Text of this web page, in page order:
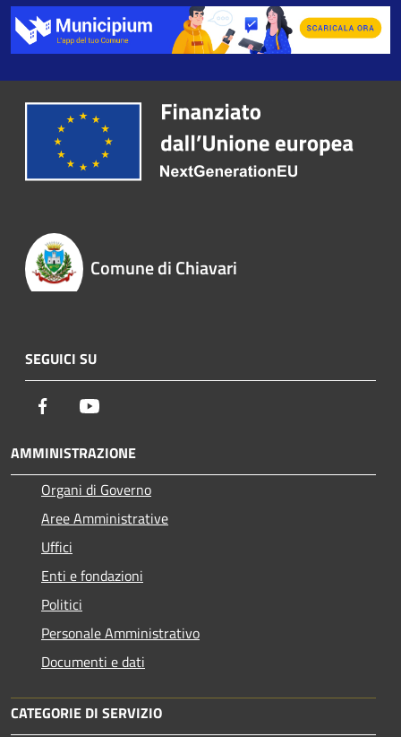
Comune di Chiavari
SEGUICI SU
Facebook
AMMINISTRAZIONE
Organi di Governo
Aree Amministrative
Uffici
Enti e fondazioni
Politici
Personale Amministrativo
Documenti e dati
CATEGORIE DI SERVIZIO